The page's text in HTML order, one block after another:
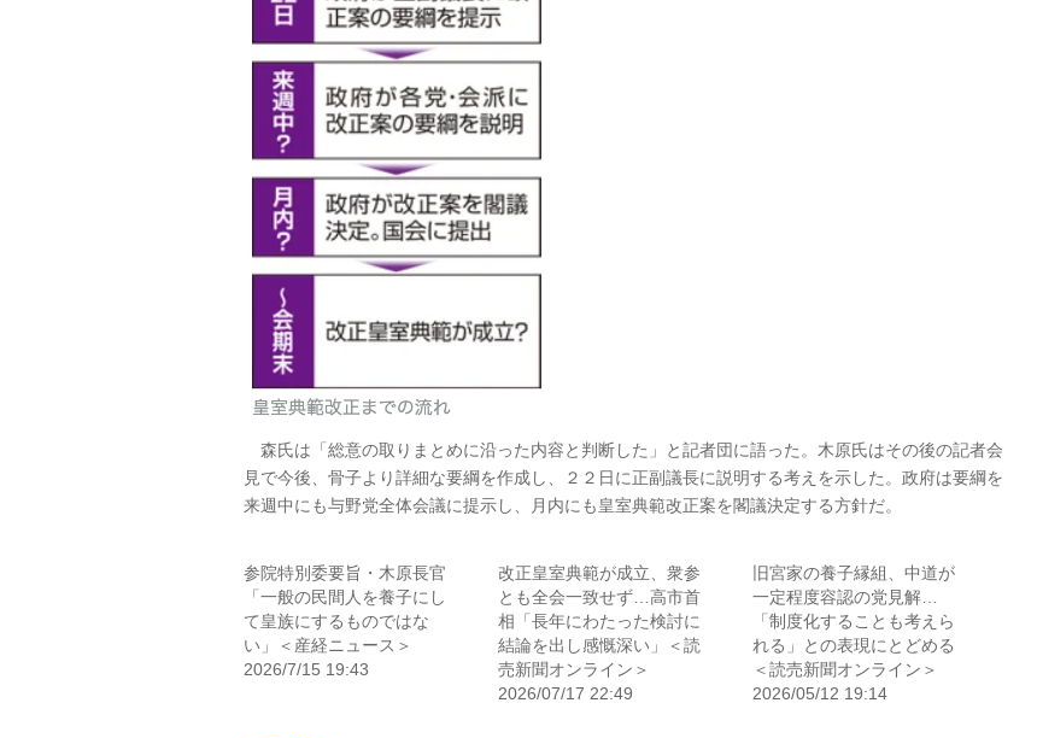
森氏は「総意の取りまとめに沿った内容と判断した」と記者団に語った。木原氏はその後の記者会
見で今後、骨子より詳細な要綱を作成し、２２日に正副議長に説明する考えを示した。政府は要綱を
来週中にも与野党全体会議に提示し、月内にも皇室典範改正案を閣議決定する方針だ。
参院特別委要旨・木原長官
「一般の民間人を養子にし
て皇族にするものではな
い」＜産経ニュース＞
2026/7/15 19:43
改正皇室典範が成立、衆参
とも全会一致せず…高市首
相「長年にわたった検討に
結論を出し感慨深い」＜読
売新聞オンライン＞
2026/07/17 22:49
旧宮家の養子縁組、中道が
一定程度容認の党見解…
「制度化することも考えら
れる」との表現にとどめる
＜読売新聞オンライン＞
2026/05/12 19:14